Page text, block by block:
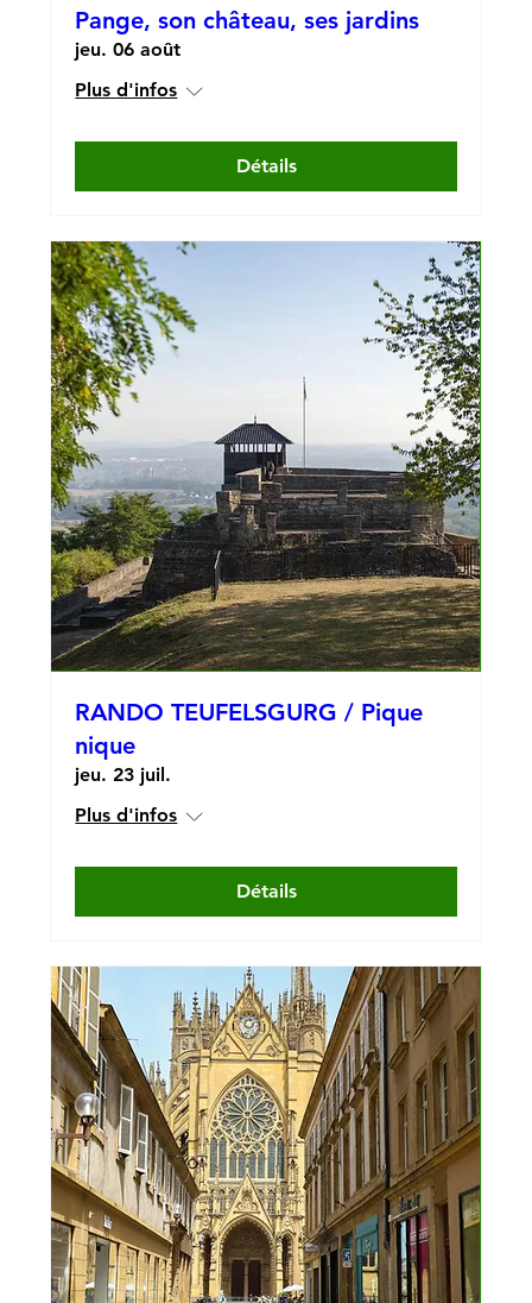
Pange, son château, ses jardins
jeu. 06 août
Plus d'infos
Détails
RANDO TEUFELSGURG / Pique
nique
jeu. 23 juil.
Plus d'infos
Détails